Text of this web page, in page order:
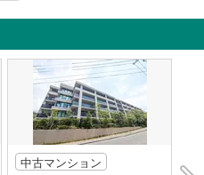
中古マンション